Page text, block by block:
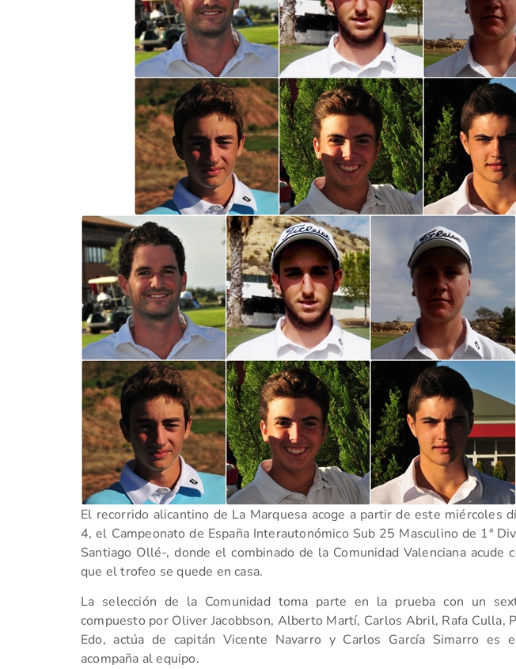
El recorrido alicantino de La Marquesa acoge a partir de este miércoles
4, el Campeonato de España Interautonómico Sub 25 Masculino de 1ª
Santiago Ollé-, donde el combinado de la Comunidad Valenciana acude
que el trofeo se quede en casa.
La selección de la Comunidad toma parte en la prueba con un
compuesto por Oliver Jacobbson, Alberto Martí, Carlos Abril, Rafa Culla,
Edo, actúa de capitán Vicente Navarro y Carlos García Simarro es
acompaña al equipo.